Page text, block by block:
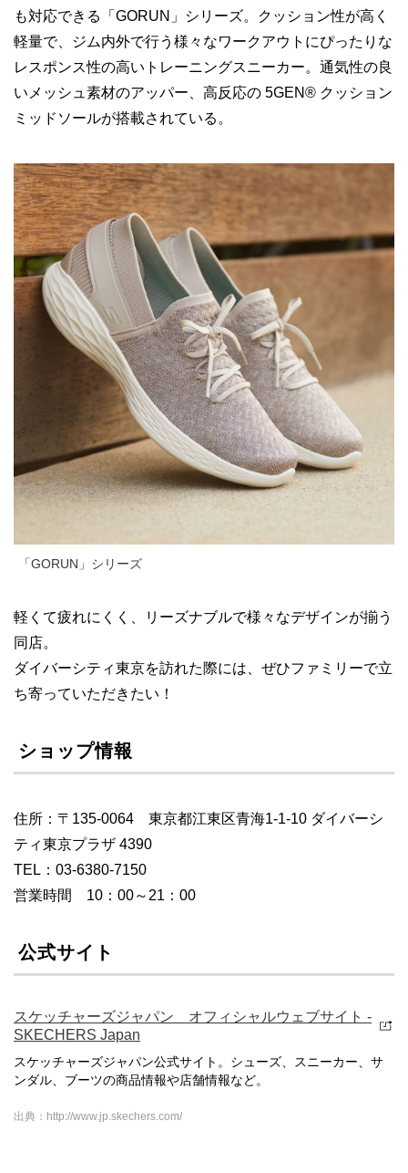
も対応できる「GORUN」シリーズ。クッション性が高く
軽量で、ジム内外で行う様々なワークアウトにぴったりな
レスポンス性の高いトレーニングスニーカー。通気性の良
いメッシュ素材のアッパー、高反応の 5GEN® クッション
ミッドソールが搭載されている。
「GORUN」シリーズ
軽くて疲れにくく、リーズナブルで様々なデザインが揃う
同店。
ダイバーシティ東京を訪れた際には、ぜひファミリーで立
ち寄っていただきたい！
ショップ情報
住所：〒135-0064 東京都江東区青海1-1-10 ダイバーシ
ティ東京プラザ 4390
TEL：03-6380-7150
営業時間 10：00～21：00
公式サイト
スケッチャーズジャパン オフィシャルウェブサイト -
SKECHERS Japan
スケッチャーズジャパン公式サイト。シューズ、スニーカー、サ
ンダル、ブーツの商品情報や店舗情報など。
出典：http://www.jp.skechers.com/